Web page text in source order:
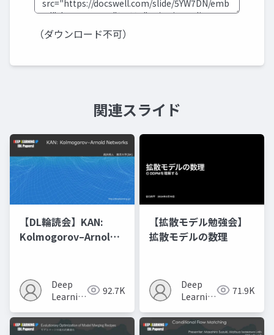
（ダウンロード不可）
関連スライド
【DL輪読会】KAN:
Kolmogorov–Arnold
Deep
Learning
92.7K
【拡散モデル勉強会】
拡散モデルの数理
Deep
Learning
71.9K